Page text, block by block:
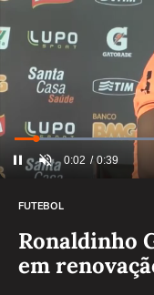
FUTEBOL
Ronaldinho
em